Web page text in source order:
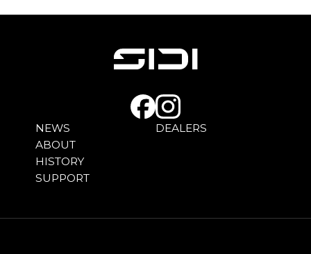
NEWS
ABOUT
HISTORY
SUPPORT
DEALERS